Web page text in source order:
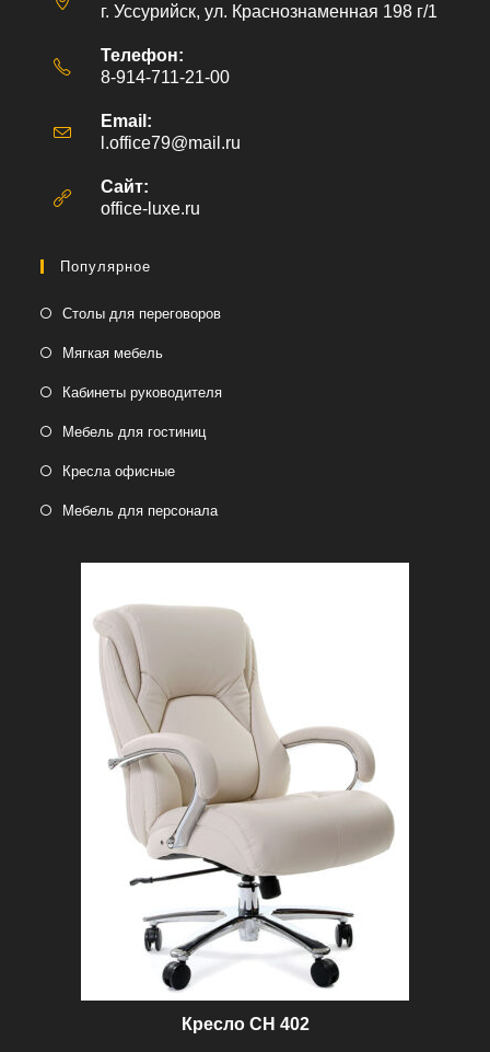
г. Уссурийск, ул. Краснознаменная 198 г/1
Телефон:
8-914-711-21-00
Email:
l.office79@mail.ru
Сайт:
office-luxe.ru
Популярное
Столы для переговоров
Мягкая мебель
Кабинеты руководителя
Мебель для гостиниц
Кресла офисные
Мебель для персонала
Кресло СН 402